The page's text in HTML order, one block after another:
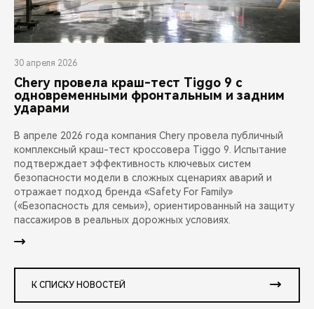
30 апреля 2026
Chery провела краш-тест Tiggo 9 с
одновременными фронтальным и задним
ударами
В апреле 2026 года компания Chery провела публичный
комплексный краш-тест кроссовера Tiggo 9. Испытание
подтверждает эффективность ключевых систем
безопасности модели в сложных сценариях аварий и
отражает подход бренда «Safety For Family»
(«Безопасность для семьи»), ориентированный на защиту
пассажиров в реальных дорожных условиях.
К СПИСКУ НОВОСТЕЙ